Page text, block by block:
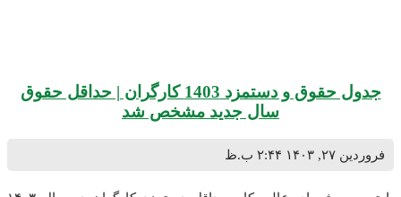
جدول حقوق و دستمزد 1403 کارگران | حداقل حقوق
سال جدید مشخص شد
۲:۴۴ ب.ظ